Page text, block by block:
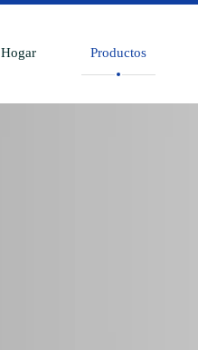
Hogar Productos